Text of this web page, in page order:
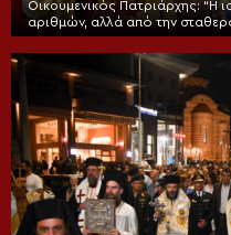
Οικουμενικός Πατριάρχης: “Η
αριθμών, αλλά από την